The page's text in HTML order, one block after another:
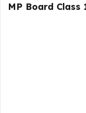
MP Board Class